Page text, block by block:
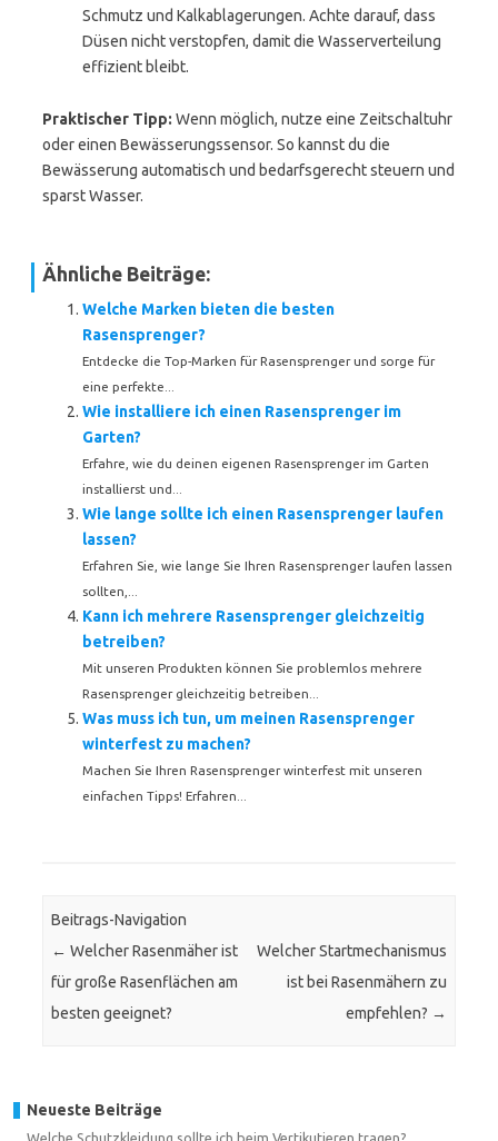
Schmutz und Kalkablagerungen. Achte darauf, dass
Düsen nicht verstopfen, damit die Wasserverteilung
effizient bleibt.
Praktischer Tipp: Wenn möglich, nutze eine Zeitschaltuhr
oder einen Bewässerungssensor. So kannst du die
Bewässerung automatisch und bedarfsgerecht steuern und
sparst Wasser.
Ähnliche Beiträge:
Welche Marken bieten die besten
Rasensprenger?
Entdecke die Top-Marken für Rasensprenger und sorge für
eine perfekte...
Wie installiere ich einen Rasensprenger im
Garten?
Erfahre, wie du deinen eigenen Rasensprenger im Garten
installierst und...
Wie lange sollte ich einen Rasensprenger laufen
lassen?
Erfahren Sie, wie lange Sie Ihren Rasensprenger laufen lassen
sollten,...
Kann ich mehrere Rasensprenger gleichzeitig
betreiben?
Mit unseren Produkten können Sie problemlos mehrere
Rasensprenger gleichzeitig betreiben...
Was muss ich tun, um meinen Rasensprenger
winterfest zu machen?
Machen Sie Ihren Rasensprenger winterfest mit unseren
einfachen Tipps! Erfahren...
Beitrags-Navigation
← Welcher Rasenmäher ist
für große Rasenflächen am
besten geeignet?
Welcher Startmechanismus
ist bei Rasenmähern zu
empfehlen? →
Neueste Beiträge
Welche Schutzkleidung sollte ich beim Vertikutieren tragen?